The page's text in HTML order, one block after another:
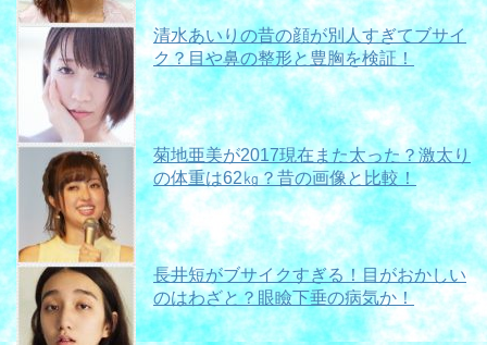
清水あいりの昔の顔が別人すぎてブサイ
ク？目や鼻の整形と豊胸を検証！
菊地亜美が2017現在また太った？激太り
の体重は62㎏？昔の画像と比較！
長井短がブサイクすぎる！目がおかしい
のはわざと？眼瞼下垂の病気か！